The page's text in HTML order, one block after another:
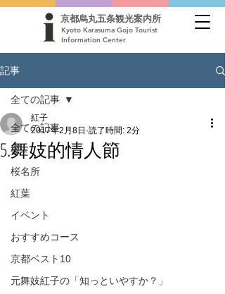
Kyoto Karasuma Gojo Tourist
Information Center
京都烏丸五条観光案内所
記事
全ての記事
桜
桜名所
紅葉
イベント
おすすめコース
京都ベスト10
元舞妓紅子の「知っといやすか？」
全ての記事
5.舞妓的情人節
紅子
2017年2月8日 読了時間: 2分